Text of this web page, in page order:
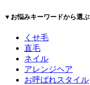
▼お悩みキーワードから選ぶ
くせ毛
直毛
ネイル
アレンジヘア
お呼ばれスタイル